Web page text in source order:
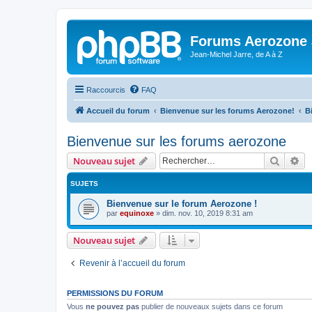
Forums Aerozone
Jean-Michel Jarre, de A à Z
Raccourcis FAQ
Accueil du forum Bienvenue sur les forums Aerozone!
Bienvenue sur les forums aerozone
Nouveau sujet
SUJETS
Bienvenue sur le forum Aerozone !
par equinoxe » dim. nov. 10, 2019 8:31 am
Nouveau sujet
Revenir à l’accueil du forum
PERMISSIONS DU FORUM
Vous ne pouvez pas publier de nouveaux sujets dans ce forum